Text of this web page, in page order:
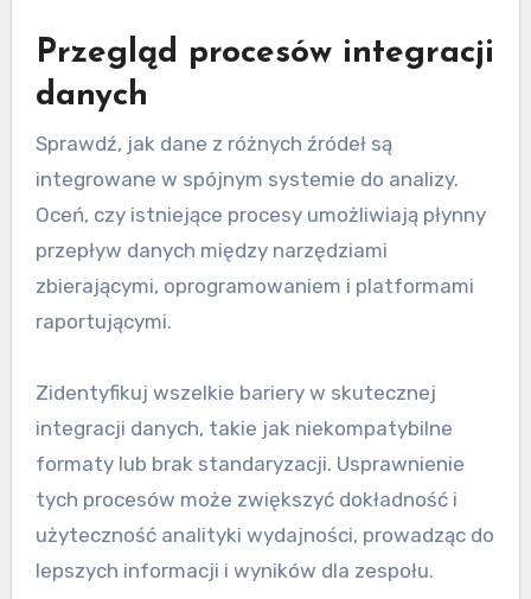
Przegląd procesów integracji
danych
Sprawdź, jak dane z różnych źródeł są
integrowane w spójnym systemie do analizy.
Oceń, czy istniejące procesy umożliwiają płynny
przepływ danych między narzędziami
zbierającymi, oprogramowaniem i platformami
raportującymi.
Zidentyfikuj wszelkie bariery w skutecznej
integracji danych, takie jak niekompatybilne
formaty lub brak standaryzacji. Usprawnienie
tych procesów może zwiększyć dokładność i
użyteczność analityki wydajności, prowadząc do
lepszych informacji i wyników dla zespołu.